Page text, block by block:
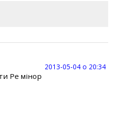
2013-05-04 о 20:34
Ре мінор